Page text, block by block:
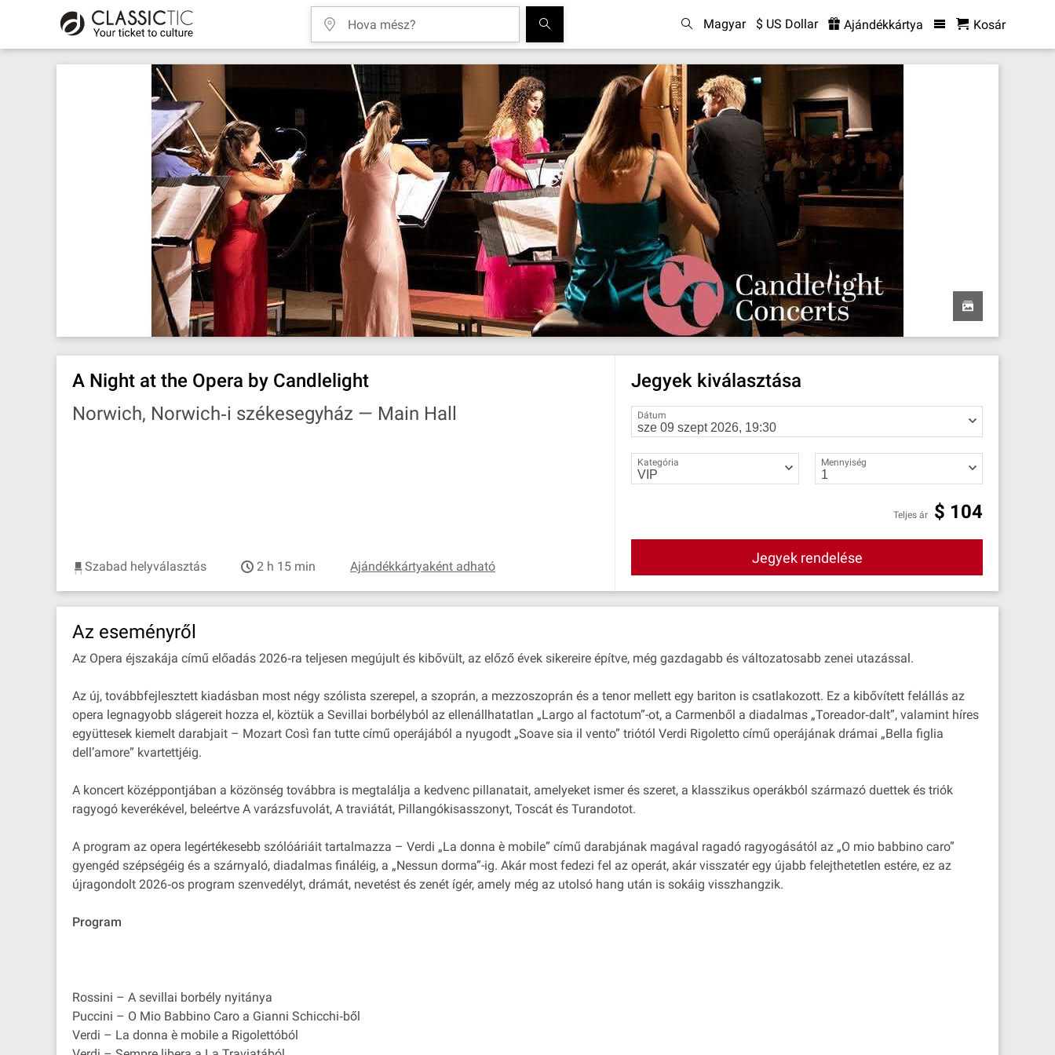
Magyar $ US Dollar Ajándékkártya Kosár
A Night at the Opera by Candlelight
Norwich, Norwich‐i székesegyház — Main Hall
Szabad helyválasztás 2 h 15 min Ajándékkártyaként adható
Jegyek kiválasztása
Dátum
Kategória Mennyiség
Teljes ár $ 104
Jegyek rendelése
Az eseményről
Az Opera éjszakája című előadás 2026‐ra teljesen megújult és kibővült, az előző évek sikereire építve, még gazdagabb és változatosabb zenei utazással.
Az új, továbbfejlesztett kiadásban most négy szólista szerepel, a szoprán, a mezzoszoprán és a tenor mellett egy bariton is csatlakozott. Ez a kibővített felállás az
opera legnagyobb slágereit hozza el, köztük a Sevillai borbélyból az ellenállhatatlan „Largo al factotum”-ot, a Carmenből a diadalmas „Toreador‐dalt”, valamint híres
együttesek kiemelt darabjait – Mozart Così fan tutte című operájából a nyugodt „Soave sia il vento” triótól Verdi Rigoletto című operájának drámai „Bella figlia
dell’amore” kvartettjéig.
A koncert középpontjában a közönség továbbra is megtalálja a kedvenc pillanatait, amelyeket ismer és szeret, a klasszikus operákból származó duettek és triók
ragyogó keverékével, beleértve A varázsfuvolát, A traviátát, Pillangókisasszonyt, Toscát és Turandotot.
A program az opera legértékesebb szólóáriáit tartalmazza – Verdi „La donna è mobile” című darabjának magával ragadó ragyogásától az „O mio babbino caro”
gyengéd szépségéig és a szárnyaló, diadalmas fináléig, a „Nessun dorma”-ig. Akár most fedezi fel az operát, akár visszatér egy újabb felejthetetlen estére, ez az
újragondolt 2026‐os program szenvedélyt, drámát, nevetést és zenét ígér, amely még az utolsó hang után is sokáig visszhangzik.
Program
Rossini – A sevillai borbély nyitánya
Puccini – O Mio Babbino Caro a Gianni Schicchi‐ből
Verdi – La donna è mobile a Rigolettóból